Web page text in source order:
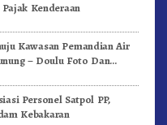
Kenderaan
Kawasan Pemandian Air
– Doulu Foto Dan
Personel Satpol PP,
Kebakaran